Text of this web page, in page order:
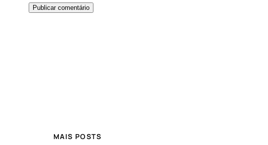
MAIS POSTS